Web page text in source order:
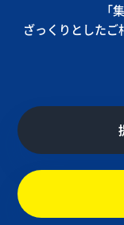
「
ざっくりとした